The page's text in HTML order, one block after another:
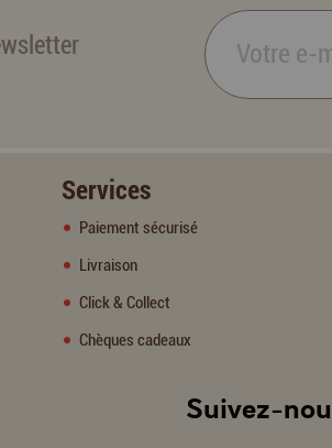
Services
Paiement sécurisé
Livraison
Click & Collect
Chèques cadeaux
Suivez-